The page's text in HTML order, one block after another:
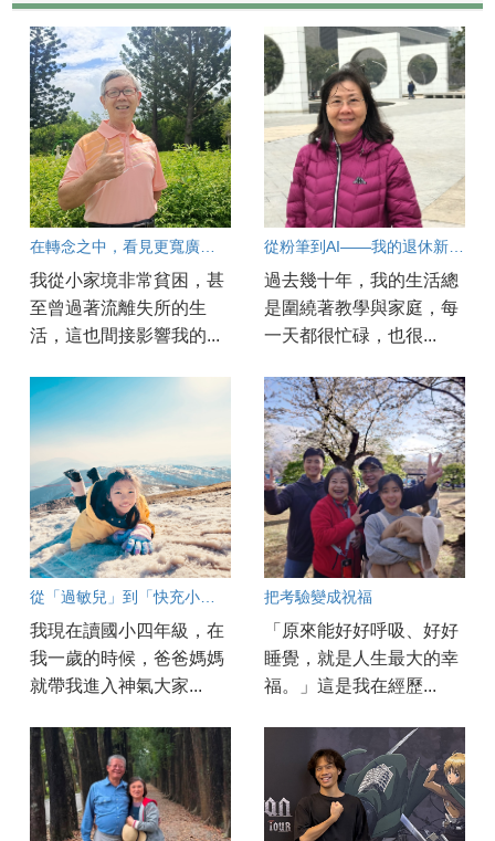
我從小家境非常貧困，甚
至曾過著流離失所的生
活，這也間接影響我的...
過去幾十年，我的生活總
是圍繞著教學與家庭，每
一天都很忙碌，也很...
我現在讀國小四年級，在
我一歲的時候，爸爸媽媽
就帶我進入神氣大家...
把考驗變成祝福
「原來能好好呼吸、好好
睡覺，就是人生最大的幸
福。」這是我在經歷...